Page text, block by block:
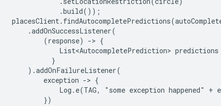
            .build());
    .addOnSuccessListener(
        (response) -> {
List<AutocompletePrediction>
          }
    ).addOnFailureListener(
        exception -> {
Log.e(TAG, "some exception happened" +
        })